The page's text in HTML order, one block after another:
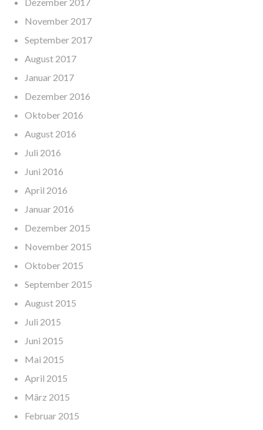
November 2017
September 2017
August 2017
Januar 2017
Dezember 2016
Oktober 2016
August 2016
Juli 2016
Juni 2016
April 2016
Januar 2016
Dezember 2015
November 2015
Oktober 2015
September 2015
August 2015
Juli 2015
Juni 2015
Mai 2015
April 2015
März 2015
Februar 2015